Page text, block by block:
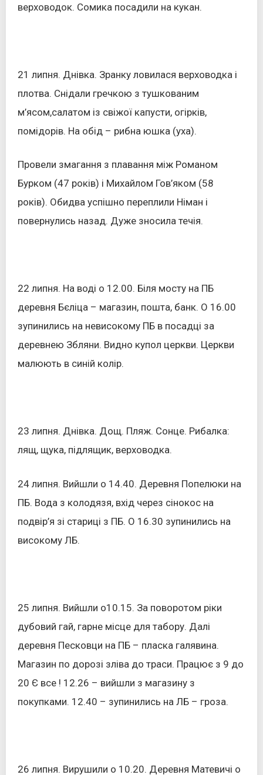
верховодок. Сомика посадили на кукан.
21 липня. Днівка. Зранку ловилася верховодка і
плотва. Снідали гречкою з тушкованим
м’ясом,салатом із свіжої капусти, огірків,
помідорів. На обід – рибна юшка (уха).
Провели змагання з плавання між Романом
Бурком (47 років) і Михайлом Гов’яком (58
років). Обидва успішно переплили Німан і
повернулись назад. Дуже зносила течія.
22 липня. На воді о 12.00. Біля мосту на ПБ
деревня Бєліца – магазин, пошта, банк. О 16.00
зупинились на невисокому ПБ в посадці за
деревнею Збляни. Видно купол церкви. Церкви
малюють в синій колір.
23 липня. Днівка. Дощ. Пляж. Сонце. Рибалка:
лящ, щука, підлящик, верховодка.
24 липня. Вийшли о 14.40. Деревня Попелюки на
ПБ. Вода з колодязя, вхід через сінокос на
подвір’я зі стариці з ПБ. О 16.30 зупинились на
високому ЛБ.
25 липня. Вийшли о10.15. За поворотом ріки
дубовий гай, гарне місце для табору. Далі
деревня Песковци на ПБ – пласка галявина.
Магазин по дорозі зліва до траси. Працює з 9 до
20 Є все ! 12.26 – вийшли з магазину з
покупками. 12.40 – зупинились на ЛБ – гроза.
26 липня. Вирушили о 10.20. Деревня Матевичі о